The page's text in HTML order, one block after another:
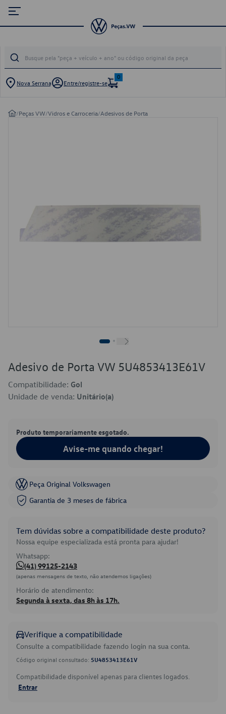
Nova Serrana Entre/registre-se
0
/Peças VW/Vidros e Carroceria/Adesivos de Porta
Adesivo de Porta VW 5U4853413E61V
Compatibilidade: Gol
Unidade de venda: Unitário(a)
Produto temporariamente esgotado.
Avise-me quando chegar!
Peça Original Volkswagen
Garantia de 3 meses de fábrica
Tem dúvidas sobre a compatibilidade deste produto?
Nossa equipe especializada está pronta para ajudar!
Whatsapp:
(41) 99125-2143
(apenas mensagens de texto, não atendemos ligações)
Horário de atendimento:
Segunda à sexta, das 8h às 17h.
Verifique a compatibilidade
Consulte a compatibilidade fazendo login na sua conta.
Código original consultado: 5U4853413E61V
Compatibilidade disponível apenas para clientes logados.
Entrar